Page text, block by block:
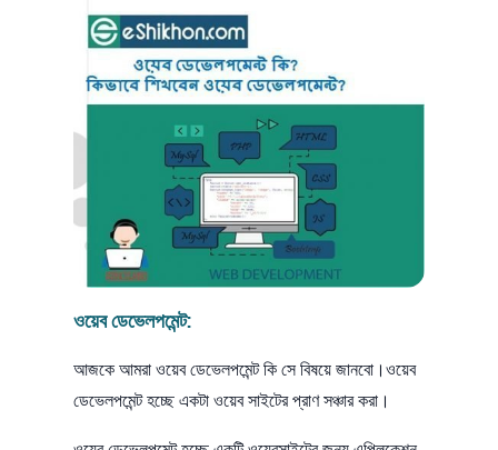
ওয়েব ডেভেলপমেন্ট:
আজকে আমরা ওয়েব ডেভেলপমেন্ট কি সে বিষয়ে জানবো।ওয়েব
ডেভেলপমেন্ট হচ্ছে একটা ওয়েব সাইটের প্রাণ সঞ্চার করা।